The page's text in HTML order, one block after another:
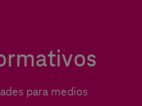
para medios